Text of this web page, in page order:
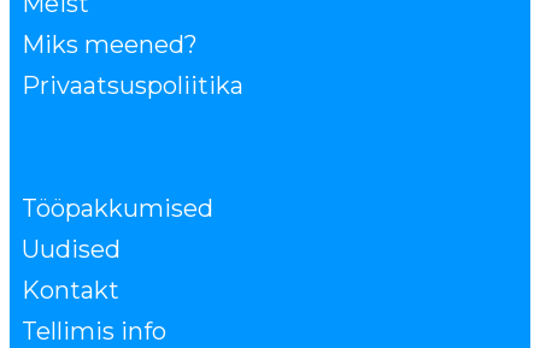
Miks meened?
Privaatsuspoliitika
Tööpakkumised
Uudised
Kontakt
Tellimis info